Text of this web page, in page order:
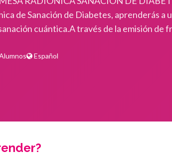
de Sanación de Diabetes, aprenderás a
cuántica.A través de la emisión de
Español